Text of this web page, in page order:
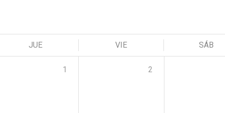
JUE VIE SÁB
1 2